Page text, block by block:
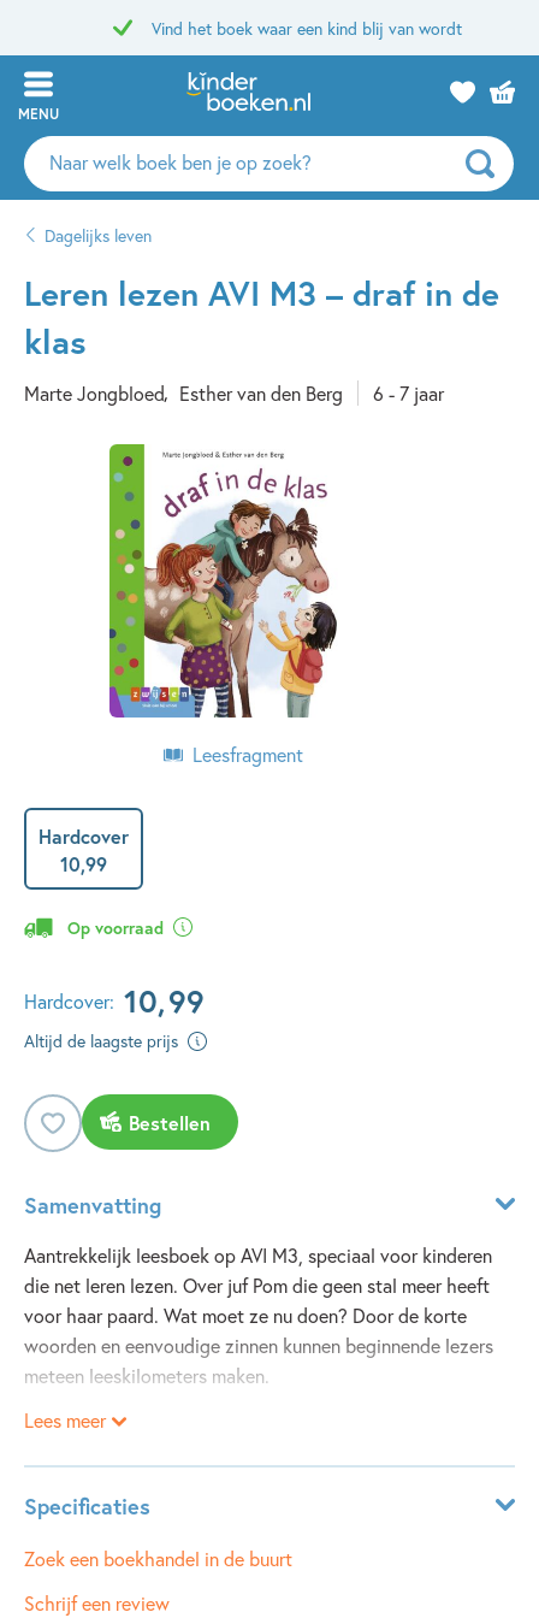
Vind het boek waar een kind blij van wordt
MENU
Zoeken
naar
auteurs
uitgevers
Dagelijks leven
Leren lezen AVI M3 – draf in de
klas
Marte Jongbloed Esther van den Berg 6 - 7 jaar
Leesfragment
Hardcover
10,99
Op voorraad
Hardcover: 10,99
Altijd de laagste prijs
Bestellen
Samenvatting
Aantrekkelijk leesboek op AVI M3, speciaal voor kinderen
die net leren lezen. Over juf Pom die geen stal meer heeft
voor haar paard. Wat moet ze nu doen? Door de korte
woorden en eenvoudige zinnen kunnen beginnende lezers
meteen leeskilometers maken.
juf pom heeft een dier.
hij heet draf.
juf neemt draf mee naar school.
maar juf jans is boos.
draf mag niet in de klas, zegt ze.
Lees meer
Specificaties
Leeftijdsindicatie: 6 - 7 jaar
ISBN:
9789048738465
Zoek een boekhandel in de buurt
Schrijf een review